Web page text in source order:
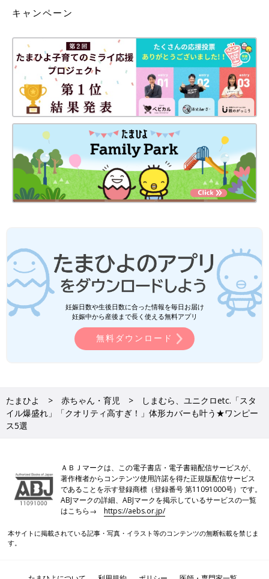
出典：Instagramアカウント「maria_r_t_y」
と！さらに、ペチコートもついており、透け対策もバッチリなん
だそうです♪ 投稿のようなキレイめスタイルのほか、スニーカー
と合わせたカジュアルスタイルもおすすめなんだとか◎
【しまむら】鮮やかなカラーが目を引く♪ 着映え確
実のワンピース
キャンペーン
妊娠日数や生後日数に合った情報を毎日お届け
妊娠中から産後まで長く使える無料アプリ
無料ダウンロード
たまひよ 赤ちゃん・育児
しまむら、ユニクロetc.「スタ
イル爆盛れ」「クオリティ高すぎ！」体形カバーも叶う★ワンピー
ス5選
ＡＢＪマークは、この電子書店・電子書籍配信サービスが、
著作権者からコンテンツ使用許諾を得た正規版配信サービス
であることを示す登録商標（登録番号 第11091000号）です。
ABJマークの詳細、ABJマークを掲示しているサービスの一覧
はこちら→https://aebs.or.jp/
本サイトに掲載されている記事・写真・イラスト等のコンテンツの無断転載を禁じま
す。